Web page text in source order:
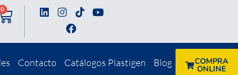
0
Contacto Catálogos Plastigen Blog COMPRA
ONLINE